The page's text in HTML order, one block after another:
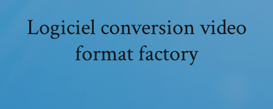
Logiciel conversion video
format factory